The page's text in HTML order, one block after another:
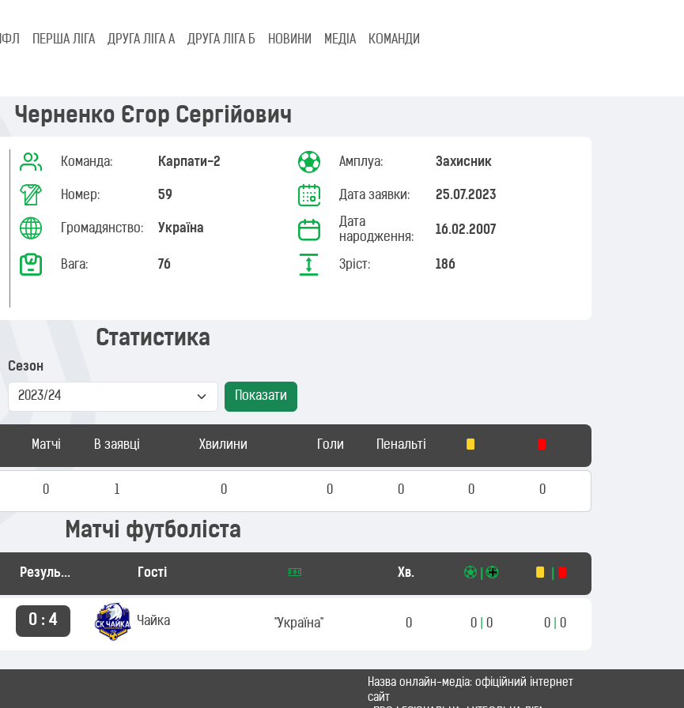
ПФЛ ПЕРША ЛІГА ДРУГА ЛІГА А ДРУГА ЛІГА Б НОВИНИ МЕДІА КОМАНДИ
Черненко Єгор Сергійович
Команда: Карпати-2 Амплуа: Захисник
Номер: 59 Дата заявки: 25.07.2023
Громадянство: Україна
Дата
народження:
16.02.2007
Вага: 76 Зріст: 186
Статистика
Сезон
Показати
Матчі В заявці Хвилини Голи Пенальті
0 1 0 0 0 0 0
Матчі футболіста
Результат Гості Хв.
0 : 4 Чайка "Україна" 0 0 0 0 0
Назва онлайн-медіа: офіційний інтернет
сайт